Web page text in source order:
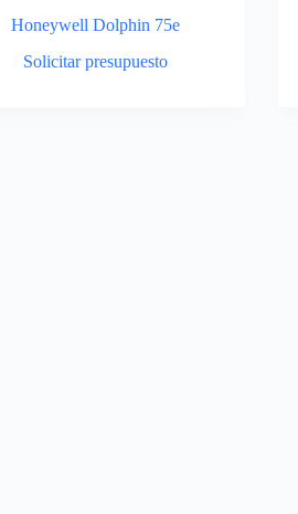
Honeywell Dolphin 75e
Solicitar presupuesto